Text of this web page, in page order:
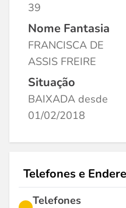
39
Nome Fantasia
FRANCISCA DE
ASSIS FREIRE
Situação
BAIXADA desde
01/02/2018
Telefones e
Telefones